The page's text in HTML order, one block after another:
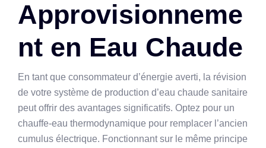
Approvisionneme
nt en Eau Chaude
En tant que consommateur d’énergie averti, la révision
de votre système de production d’eau chaude sanitaire
peut offrir des avantages significatifs. Optez pour un
chauffe-eau thermodynamique pour remplacer l’ancien
cumulus électrique. Fonctionnant sur le même principe